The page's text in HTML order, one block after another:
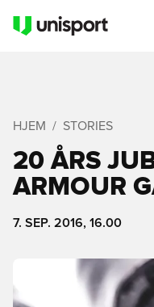
HJEM STORIES
20 ÅRS
ARMOUR
7. SEP. 2016, 16.00